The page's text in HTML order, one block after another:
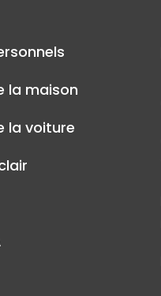
la maison
la voiture